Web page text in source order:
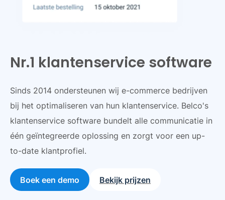
Nr.1 klantenservice software
Sinds 2014 ondersteunen wij e-commerce bedrijven
bij het optimaliseren van hun klantenservice. Belco's
klantenservice software bundelt alle communicatie in
één geïntegreerde oplossing en zorgt voor een up-
to-date klantprofiel.
Boek een demo Bekijk prijzen